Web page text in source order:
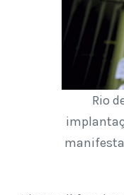
Rio